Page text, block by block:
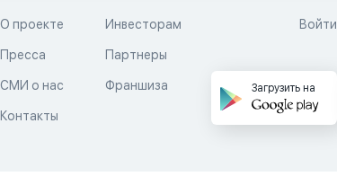
О проекте
Пресса
СМИ о нас
Контакты
Инвесторам
Партнеры
Франшиза
Войти
Загрузить на